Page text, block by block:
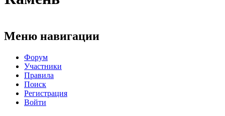
Меню навигации
Форум
Участники
Правила
Поиск
Регистрация
Войти